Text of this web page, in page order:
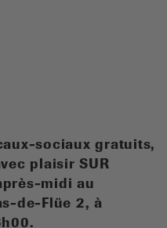
sociaux gratuits,
plaisir SUR
midi au
de-Flüe 2, à